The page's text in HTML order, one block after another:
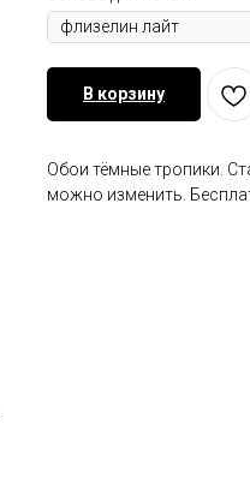
В корзину
Обои тёмные тропики.
можно изменить.